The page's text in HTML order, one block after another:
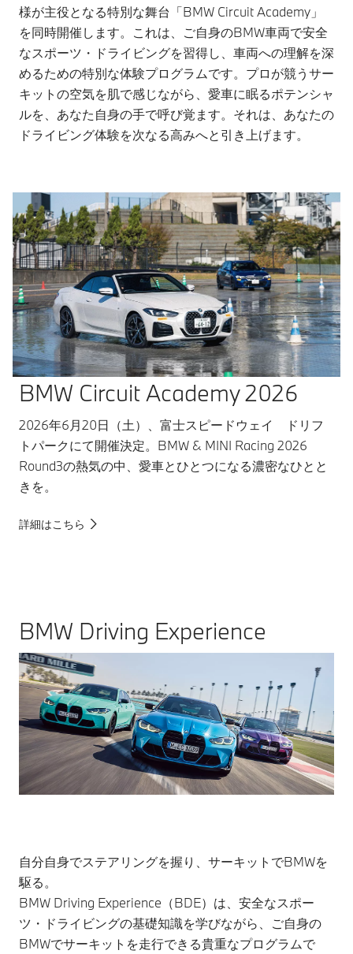
様が主役となる特別な舞台「BMW Circuit Academy」
を同時開催します。これは、ご自身のBMW車両で安全
なスポーツ・ドライビングを習得し、車両への理解を深
めるための特別な体験プログラムです。プロが競うサー
キットの空気を肌で感じながら、愛車に眠るポテンシャ
ルを、あなた自身の手で呼び覚ます。それは、あなたの
ドライビング体験を次なる高みへと引き上げます。
BMW Circuit Academy 2026
2026年6月20日（土）、富士スピードウェイ ドリフ
トパークにて開催決定。BMW & MINI Racing 2026
Round3の熱気の中、愛車とひとつになる濃密なひとと
きを。
詳細はこちら
BMW Driving Experience
自分自身でステアリングを握り、サーキットでBMWを
駆る。
BMW Driving Experience（BDE）は、安全なスポー
ツ・ドライビングの基礎知識を学びながら、ご自身の
BMWでサーキットを走行できる貴重なプログラムで